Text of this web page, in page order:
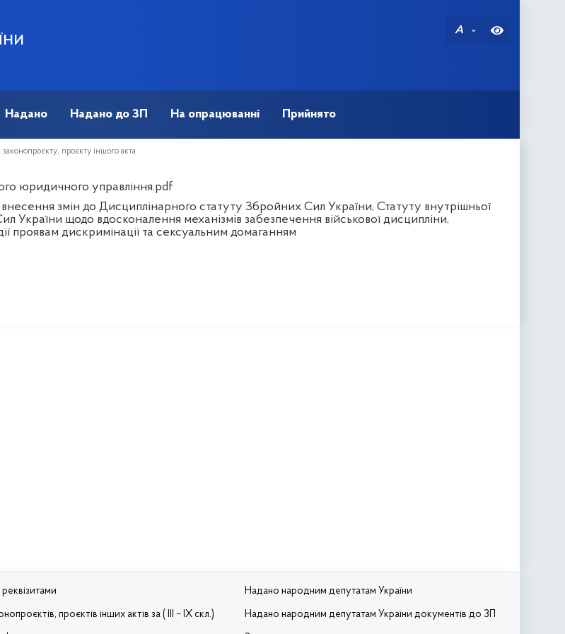
A
Надано Надано до ЗП На опрацюванні Прийнято
законопроєкту, проєкту іншого акта
юридичного управління.pdf
змін до Дисциплінарного статуту Збройних Сил України, Статуту внутрішньої
України щодо вдосконалення механізмів забезпечення військової дисципліни,
проявам дискримінації та сексуальним домаганням
проєктів інших актів за ( III – IX скл.)
Надано народним депутатам України
Надано народним депутатам України документів до ЗП